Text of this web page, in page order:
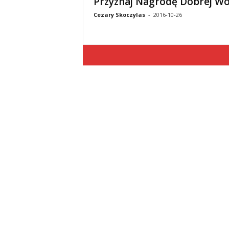
Cezary Skoczylas - 2016-10-26